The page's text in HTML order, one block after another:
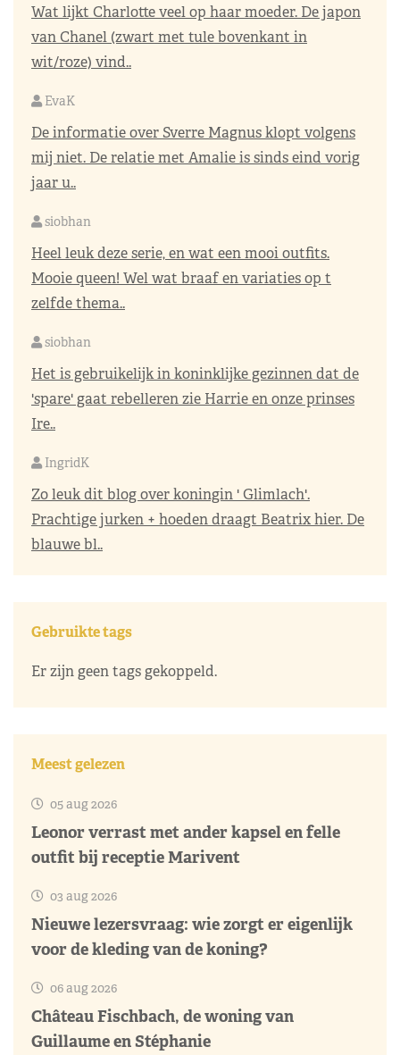
Wat lijkt Charlotte veel op haar moeder. De japon
van Chanel (zwart met tule bovenkant in
wit/roze) vind..
EvaK
De informatie over Sverre Magnus klopt volgens
mij niet. De relatie met Amalie is sinds eind vorig
jaar u..
siobhan
Heel leuk deze serie, en wat een mooi outfits.
Mooie queen! Wel wat braaf en variaties op t
zelfde thema..
siobhan
Het is gebruikelijk in koninklijke gezinnen dat de
'spare' gaat rebelleren zie Harrie en onze prinses
Ire..
IngridK
Zo leuk dit blog over koningin ' Glimlach'.
Prachtige jurken + hoeden draagt Beatrix hier. De
blauwe bl..
Gebruikte tags
Er zijn geen tags gekoppeld.
Meest gelezen
05 aug 2026
Leonor verrast met ander kapsel en felle
outfit bij receptie Marivent
03 aug 2026
Nieuwe lezersvraag: wie zorgt er eigenlijk
voor de kleding van de koning?
06 aug 2026
Château Fischbach, de woning van
Guillaume en Stéphanie